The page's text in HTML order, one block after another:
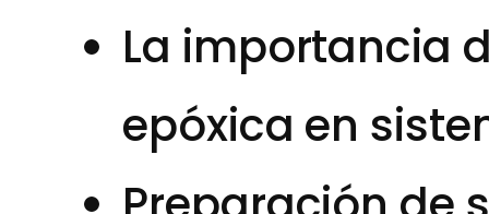
La importancia
epóxica en